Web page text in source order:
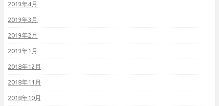
2019年4月
2019年3月
2019年2月
2019年1月
2018年12月
2018年11月
2018年10月